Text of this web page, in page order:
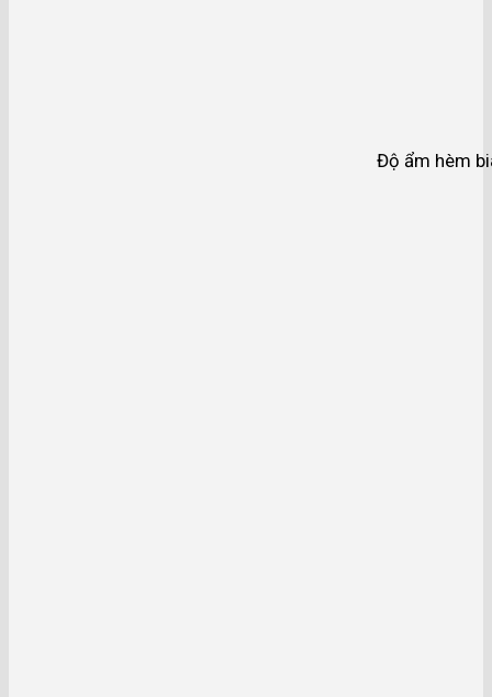
Độ ẩm hèm